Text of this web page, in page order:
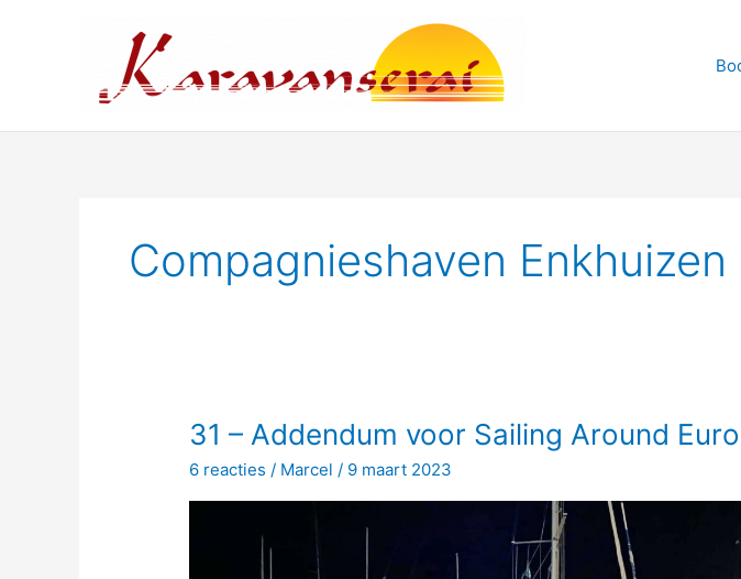
Compagnieshaven Enkhuizen
31 – Addendum voor Sailing Around
6 reacties / Marcel/ 9 maart 2023